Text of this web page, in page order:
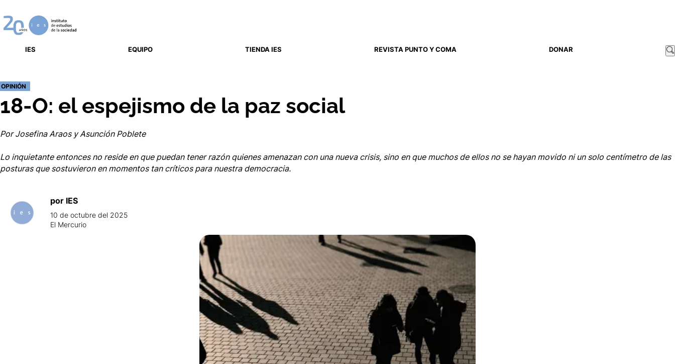
IES EQUIPO TIENDA IES REVISTA PUNTO Y COMA DONAR
OPINIÓN
18-O: el espejismo de la paz social
Por Josefina Araos y Asunción Poblete
Lo inquietante entonces no reside en que puedan tener razón quienes amenazan con una nueva crisis, sino en que muchos de ellos no se hayan movido ni un solo centímetro de las
posturas que sostuvieron en momentos tan críticos para nuestra democracia.
por IES
10 de octubre del 2025
El Mercurio